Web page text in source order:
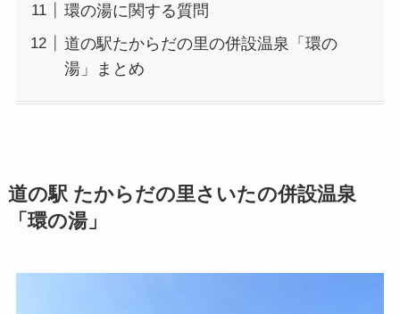
環の湯に関する質問
道の駅たからだの里の併設温泉「環の
湯」まとめ
道の駅 たからだの里さいたの併設温泉
「環の湯」